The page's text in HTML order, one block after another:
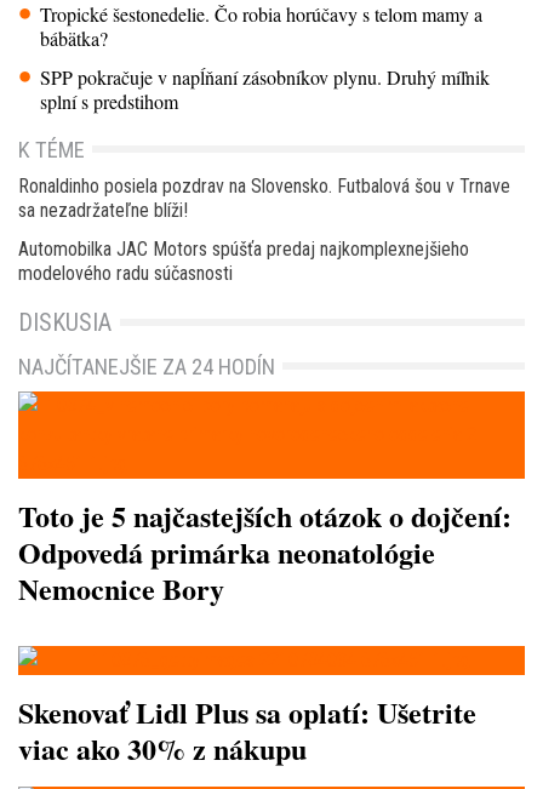
Tropické šestonedelie. Čo robia horúčavy s telom mamy a
bábätka?
SPP pokračuje v napĺňaní zásobníkov plynu. Druhý míľnik
splní s predstihom
K TÉME
Ronaldinho posiela pozdrav na Slovensko. Futbalová šou v Trnave
sa nezadržateľne blíži!
Automobilka JAC Motors spúšťa predaj najkomplexnejšieho
modelového radu súčasnosti
DISKUSIA
NAJČÍTANEJŠIE ZA 24 HODÍN
Toto je 5 najčastejších otázok o dojčení:
Odpovedá primárka neonatológie
Nemocnice Bory
Skenovať Lidl Plus sa oplatí: Ušetrite
viac ako 30% z nákupu